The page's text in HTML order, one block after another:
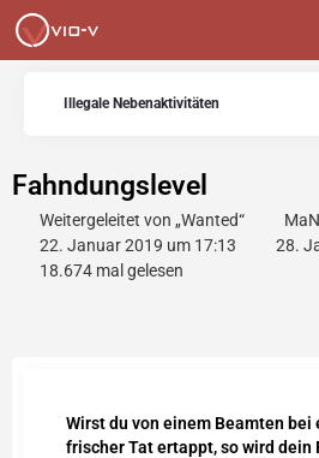
Illegale Nebenaktivitäten
Fahndungslevel
Weitergeleitet von „Wanted“
22. Januar 2019 um 17:13
28.
18.674 mal gelesen
Wirst du von einem Beamten
frischer Tat ertappt, so wird dein